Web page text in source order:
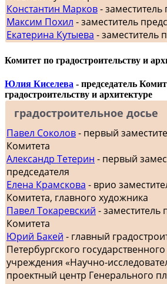
Константин Марков- заместитель
Максим Похил - заместитель
Екатерина Кутыева - заместитель
Комитет по градостроительству и
Юлия Киселева - председатель
градостроительству и архитектуре
градостроительное досье
Павел Соколов- первый
Комитета
Александр Тетерин - первый
председателя
Елена Крамскова - врио
Комитета, главного художника
Павел Токаревский - заместитель
Комитета
Юрий Бакей - главный
Петербургского
учреждения «Научно-
проектный центр Генерального